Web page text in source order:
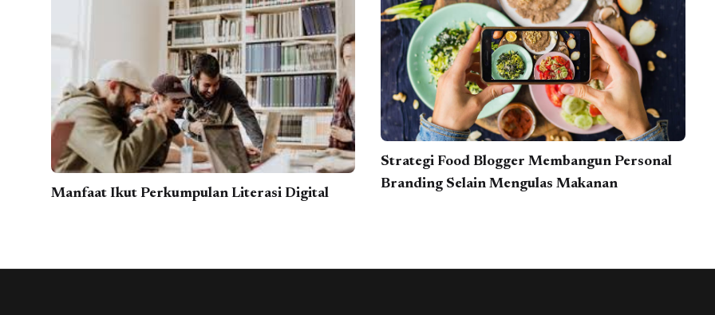
Manfaat Ikut Perkumpulan Literasi Digital
Strategi Food Blogger Membangun Personal
Branding Selain Mengulas Makanan